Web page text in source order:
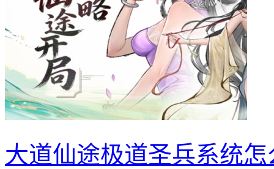
大道仙途极道圣兵系统